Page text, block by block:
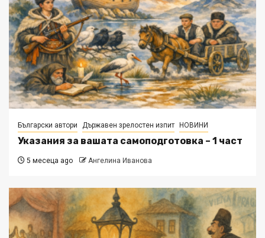
Български автори Държавен зрелостен изпит НОВИНИ
Указания за вашата самоподготовка – 1 част
5 месеца ago Ангелина Иванова